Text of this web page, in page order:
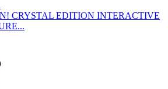
CRYSTAL EDITION INTERACTIVE